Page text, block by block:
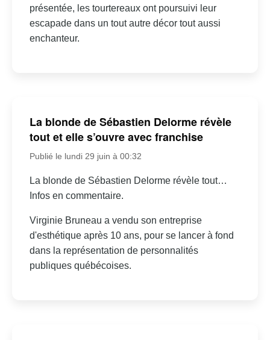
présentée, les tourtereaux ont poursuivi leur
escapade dans un tout autre décor tout aussi
enchanteur.
La blonde de Sébastien Delorme révèle
tout et elle s’ouvre avec franchise
Publié le lundi 29 juin à 00:32
La blonde de Sébastien Delorme révèle tout…
Infos en commentaire.
Virginie Bruneau a vendu son entreprise
d'esthétique après 10 ans, pour se lancer à fond
dans la représentation de personnalités
publiques québécoises.